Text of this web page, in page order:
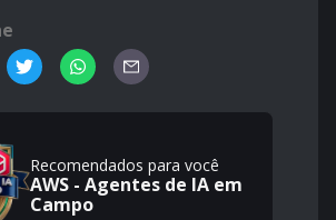
Recomendados para você
AWS - Agentes de IA em
Campo